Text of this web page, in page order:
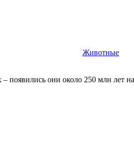
Животные
они около 250 млн лет